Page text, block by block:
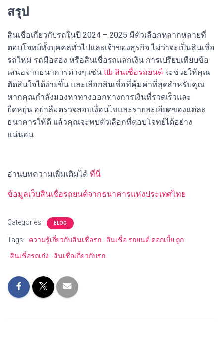
สรุป
สินเชื่อเกี่ยวกับรถในปี 2024 – 2025 มีตัวเลือกหลากหลายที่
ตอบโจทย์ทั้งบุคคลทั่วไปและเจ้าของธุรกิจ ไม่ว่าจะเป็นสินเชื่อ
รถใหม่ รถมือสอง หรือสินเชื่อรถแลกเงิน การเปรียบเทียบข้อ
เสนอจากธนาคารต่างๆ เช่น ttb สินเชื่อรถยนต์ จะช่วยให้คุณ
ตัดสินใจได้ง่ายขึ้น และเลือกสินเชื่อที่คุ้มค่าที่สุดสำหรับคุณ
หากคุณกำลังมองหาทางออกทางการเงินที่รวดเร็วและ
ยืดหยุ่น อย่าลืมตรวจสอบเงื่อนไขและรายละเอียดของแต่ละ
ธนาคารให้ดี แล้วคุณจะพบตัวเลือกที่ตอบโจทย์ได้อย่าง
แน่นอน
อ่านบทความเพิ่มเติมได้ ที่นี่
ข้อมูลเว็บสินเชื่อรถยนต์จากธนาคารแห่งประเทศไทย
Categories: BLOG
Tags: ความรู้เกี่ยวกับสินเชื่อรถ
สินเชื่อ รถยนต์ ดอกเบี้ย ถูก
สินเชื่อรถเก๋ง
สินเชื่อเกี่ยวกับรถ